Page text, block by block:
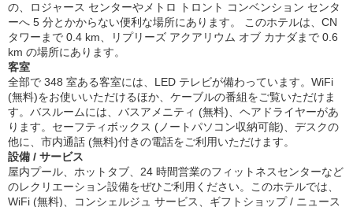
の、ロジャース センターやメトロ トロント コンベンション センタ
ーへ 5 分とかからない便利な場所にあります。 このホテルは、CN
タワーまで 0.4 km、リプリーズ アクアリウム オブ カナダまで 0.6
km の場所にあります。
客室
全部で 348 室ある客室には、LED テレビが備わっています。WiFi
(無料)をお使いいただけるほか、ケーブルの番組をご覧いただけま
す。バスルームには、バスアメニティ (無料)、ヘアドライヤーがあ
ります。セーフティボックス (ノートパソコン収納可能)、デスクの
他に、市内通話 (無料)付きの電話をご利用いただけます。
設備 / サービス
屋内プール、ホットタブ、24 時間営業のフィットネスセンターなど
のレクリエーション設備をぜひご利用ください。このホテルでは、
WiFi (無料)、コンシェルジュ サービス、ギフトショップ / ニュース